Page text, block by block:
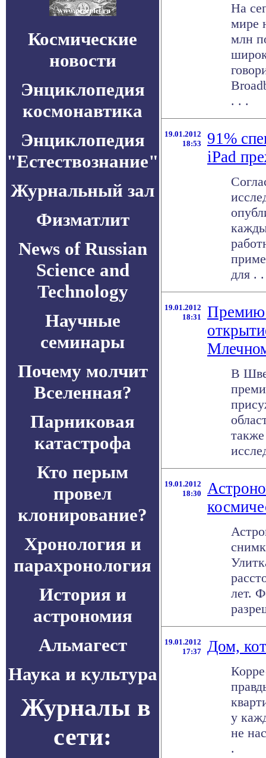
Космические
новости
Энциклопедия
космонавтика
Энциклопедия
"Естествознание"
Журнальный зал
Физматлит
News of Russian
Science and
Technology
Научные
семинары
Почему молчит
Вселенная?
Парниковая
катастрофа
Кто перым
провел
клонирование?
Хронология и
парахронология
История и
астрономия
Альмагест
Наука и культура
Журналы в
сети:
На
мире
млн
. . .
19.01.2012
18:53
91%
iPad
для .
19.01.2012
18:31
Премию
В
19.01.2012
18:30
лет.
19.01.2012
17:37
Дом,
у
не
.